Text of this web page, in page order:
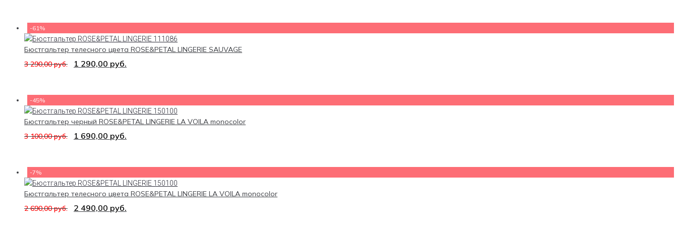
-61%
Бюстгальтер телесного цвета ROSE&PETAL LINGERIE SAUVAGE
3 290,00руб. 1 290,00 руб.
-45%
Бюстгальтер черный ROSE&PETAL LINGERIE LA VOILA monocolor
3 100,00руб. 1 690,00 руб.
-7%
Бюстгальтер телесного цвета ROSE&PETAL LINGERIE LA VOILA monocolor
2 690,00руб. 2 490,00 руб.